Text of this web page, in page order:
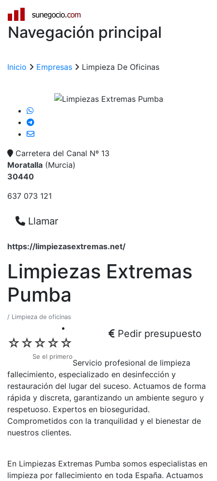
Navegación principal
Inicio Empresas Limpieza De Oficinas
Carretera del Canal Nº 13
Moratalla (Murcia)
30440
637 073 121
Llamar
https://limpiezasextremas.net/
Limpiezas Extremas
Pumba
/ Limpieza de oficinas
☆☆☆☆☆
Se el primero
Pedir presupuesto
Servicio profesional de limpieza
fallecimiento, especializado en desinfección y
restauración del lugar del suceso. Actuamos de forma
rápida y discreta, garantizando un ambiente seguro y
respetuoso. Expertos en bioseguridad.
Comprometidos con la tranquilidad y el bienestar de
nuestros clientes.
En Limpiezas Extremas Pumba somos especialistas en
limpieza por fallecimiento en toda España. Actuamos